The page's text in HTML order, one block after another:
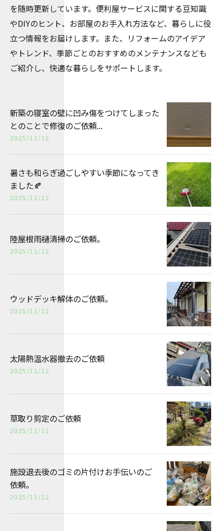
を随時更新しています。便利屋サービスに関する豆知識
やDIYのヒント、お部屋のお手入れ方法など、暮らしに役
立つ情報をお届けします。また、リフォームのアイデア
やトレンド、季節ごとのおすすめのメンテナンスなども
ご紹介し、快適な暮らしをサポートします。
新築の寝室の壁に凹み傷をつけてしまった
とのことで修復のご依頼...
2025/11/12
暑さも和らぎ過ごしやすい季節になってき
ました🍂
2025/11/12
陸屋根雨樋清掃のご依頼。
2025/11/12
ウッドデッキ解体のご依頼。
2025/11/12
太陽熱温水器撤去のご依頼
2025/11/12
草取り剪定のご依頼
2025/11/12
施設退去後のゴミの片付けお手伝いのご
依頼。
2025/11/12